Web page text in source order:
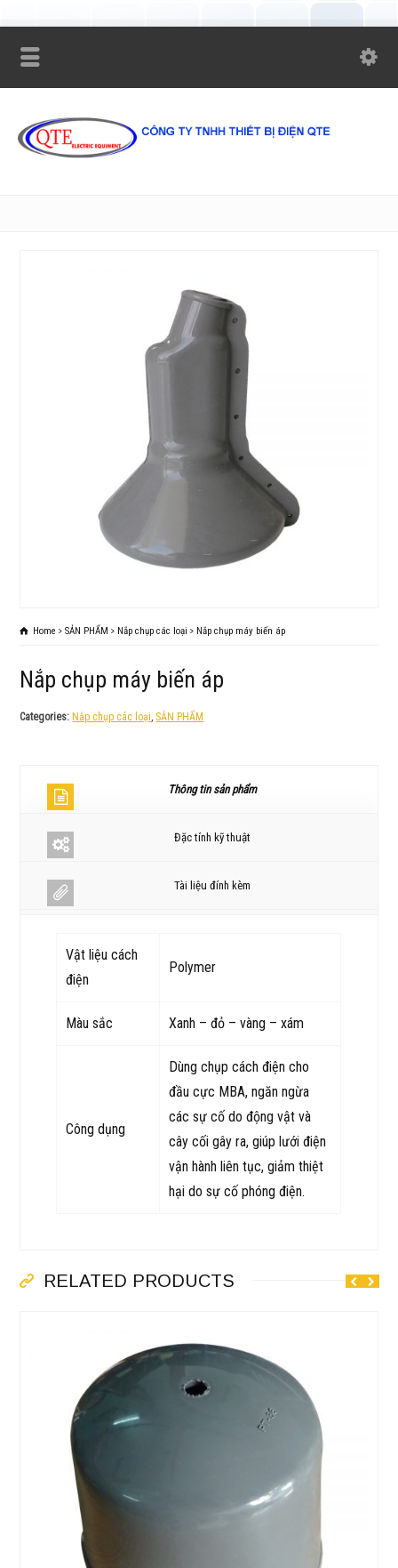
Home SẢN PHẨM Nắp chụp các loại Nắp chụp máy biến áp
Nắp chụp máy biến áp
Categories: Nắp chụp các loại, SẢN PHẨM
Thông tin sản phẩm
Đặc tính kỹ thuật
Tài liệu đính kèm
Vật liệu cách
điện
Polymer
Màu sắc Xanh – đỏ – vàng – xám
Công dụng
Dùng chụp cách điện cho
đầu cực MBA, ngăn ngừa
các sự cố do động vật và
cây cối gây ra, giúp lưới điện
vận hành liên tục, giảm thiệt
hại do sự cố phóng điện.
RELATED PRODUCTS